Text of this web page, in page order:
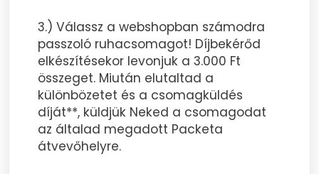
3.) Válassz a webshopban számodra
passzoló ruhacsomagot! Díjbekérőd
elkészítésekor levonjuk a 3.000 Ft
összeget. Miután elutaltad a
különbözetet és a csomagküldés
díját**, küldjük Neked a csomagodat
az általad megadott Packeta
átvevőhelyre.